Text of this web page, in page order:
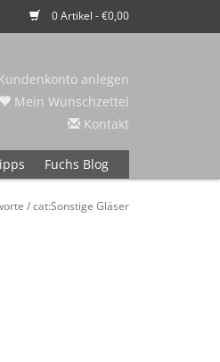
0 Artikel - €0,00
Fuchs Blog
anlegen
Mein Wunschzettel
Kontakt
/cat:Sonstige Gläser